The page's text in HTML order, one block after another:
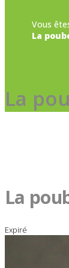
Vous
La
La
La
Expiré